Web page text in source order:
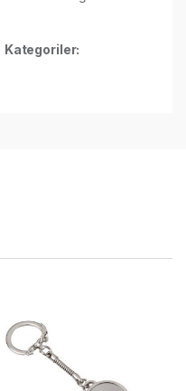
Kategoriler: